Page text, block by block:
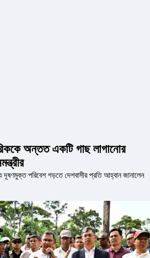
অন্তত একটি গাছ লাগানোর
দূষণমুক্ত পরিবেশ গড়তে দেশবাসীর প্রতি আহ্বান জানালেন